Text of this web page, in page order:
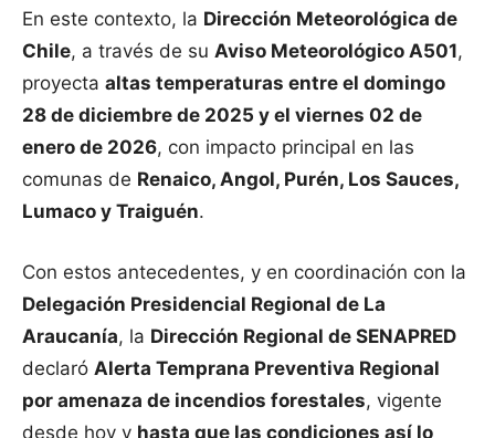
En este contexto, la Dirección Meteorológica de
Chile, a través de su Aviso Meteorológico A501,
proyecta altas temperaturas entre el domingo
28 de diciembre de 2025 y el viernes 02 de
enero de 2026, con impacto principal en las
comunas de Renaico, Angol, Purén, Los Sauces,
Lumaco y Traiguén.
Con estos antecedentes, y en coordinación con la
Delegación Presidencial Regional de La
Araucanía, la Dirección Regional de SENAPRED
declaró Alerta Temprana Preventiva Regional
por amenaza de incendios forestales, vigente
desde hoy y hasta que las condiciones así lo